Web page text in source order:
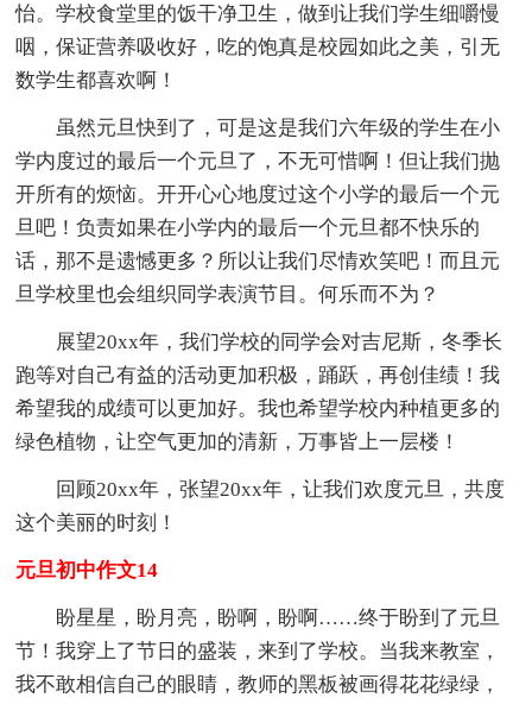
怡。学校食堂里的饭干净卫生，做到让我们学生细嚼慢
咽，保证营养吸收好，吃的饱真是校园如此之美，引无
数学生都喜欢啊！
虽然元旦快到了，可是这是我们六年级的学生在小
学内度过的最后一个元旦了，不无可惜啊！但让我们抛
开所有的烦恼。开开心心地度过这个小学的最后一个元
旦吧！负责如果在小学内的最后一个元旦都不快乐的
话，那不是遗憾更多？所以让我们尽情欢笑吧！而且元
旦学校里也会组织同学表演节目。何乐而不为？
展望20xx年，我们学校的同学会对吉尼斯，冬季长
跑等对自己有益的活动更加积极，踊跃，再创佳绩！我
希望我的成绩可以更加好。我也希望学校内种植更多的
绿色植物，让空气更加的清新，万事皆上一层楼！
回顾20xx年，张望20xx年，让我们欢度元旦，共度
这个美丽的时刻！
元旦初中作文14
盼星星，盼月亮，盼啊，盼啊……终于盼到了元旦
节！我穿上了节日的盛装，来到了学校。当我来教室，
我不敢相信自己的眼睛，教师的黑板被画得花花绿绿，